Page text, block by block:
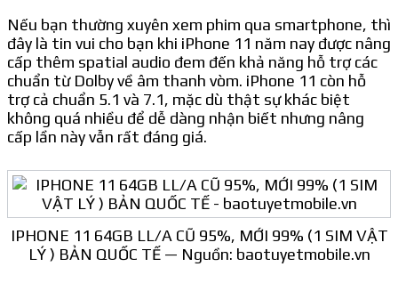
Nếu bạn thường xuyên xem phim qua smartphone, thì
đây là tin vui cho bạn khi iPhone 11 năm nay được nâng
cấp thêm spatial audio đem đến khả năng hỗ trợ các
chuẩn từ Dolby về âm thanh vòm. iPhone 11 còn hỗ
trợ cả chuẩn 5.1 và 7.1, mặc dù thật sự khác biệt
không quá nhiều để dễ dàng nhận biết nhưng nâng
cấp lần này vẫn rất đáng giá.
IPHONE 11 64GB LL/A CŨ 95%, MỚI 99% (1 SIM VẬT
LÝ ) BẢN QUỐC TẾ — Nguồn: baotuyetmobile.vn